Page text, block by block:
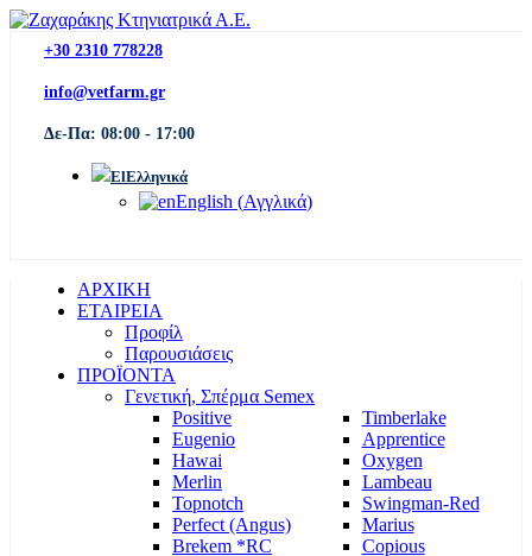
+30 2310 778228
info@vetfarm.gr
Δε-Πα: 08:00 - 17:00
Ελληνικά
English (Αγγλικά)
ΑΡΧΙΚΗ
ΕΤΑΙΡΕΙΑ
Προφίλ
Παρουσιάσεις
ΠΡΟΪΟΝΤΑ
Γενετική, Σπέρμα Semex
Positive
Eugenio
Hawai
Merlin
Topnotch
Perfect (Angus)
Brekem *RC
Timberlake
Apprentice
Oxygen
Lambeau
Swingman-Red
Marius
Copious